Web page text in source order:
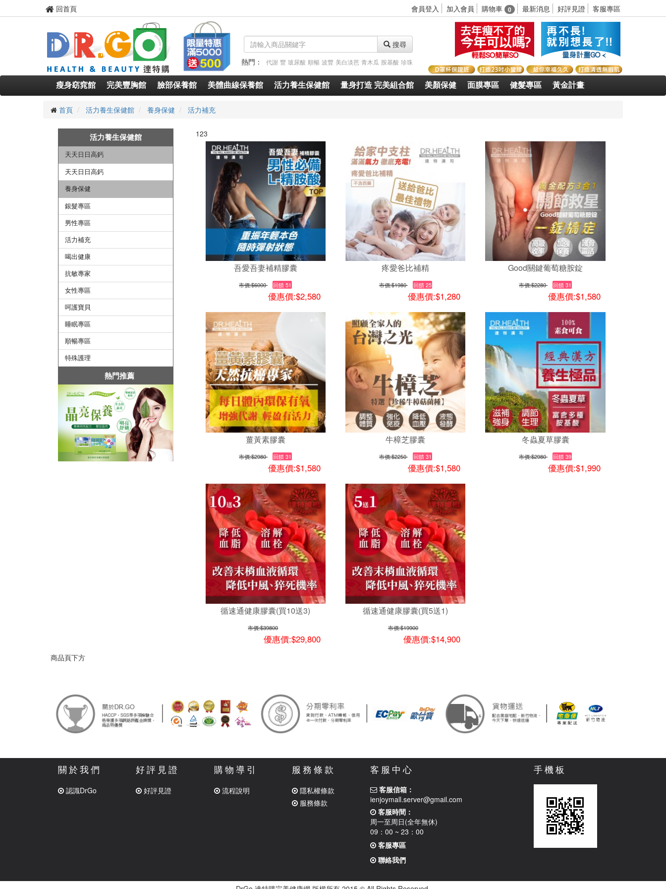
回首頁 會員登入 加入會員 購物車 0 最新消息 好評見證 客服專區
搜尋
熱門：
代謝 豐 玻尿酸 順暢 波豐 美白淡芭 青木瓜 胺基酸 珍珠
瘦身窈窕館 完美豐胸館 臉部保養館 美體曲線保養館 活力養生保健館 量身打造 完美組合館 美顏保健 面膜專區 健髮專區 黃金計畫
首頁 活力養生保健館 養身保健 活力補充
活力養生保健館
天天日日高鈣
天天日日高鈣
養身保健
銀髮專區
男性專區
活力補充
喝出健康
抗敏專家
女性專區
呵護寶貝
睡眠專區
順暢專區
特殊護理
熱門推薦
123
吾愛吾妻補精膠囊
市價:$6000 回饋 51
優惠價:$2,580
疼愛爸比補精
市價:$1980 回饋 25
優惠價:$1,280
Good關鍵葡萄糖胺錠
市價:$2280 回饋 31
優惠價:$1,580
薑黃素膠囊
市價:$2980 回饋 31
優惠價:$1,580
牛樟芝膠囊
市價:$2250 回饋 31
優惠價:$1,580
冬蟲夏草膠囊
市價:$2980 回饋 39
優惠價:$1,990
循速通健康膠囊(買10送3)
市價:$39800
優惠價:$29,800
循速通健康膠囊(買5送1)
市價:$19900
優惠價:$14,900
商品頁下方
關於我們
認識DrGo
好評見證
好評見證
購物導引
流程說明
服務條款
隱私權條款
服務條款
客服中心
客服信箱：
ienjoymall.server@gmail.com
客服時間：
周一至周日(全年無休)
09：00 ~ 23：00
客服專區
聯絡我們
手機板